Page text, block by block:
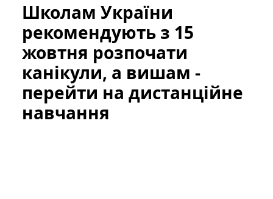
Школам України
рекомендують з 15
жовтня розпочати
канікули, а вишам -
перейти на дистанційне
навчання